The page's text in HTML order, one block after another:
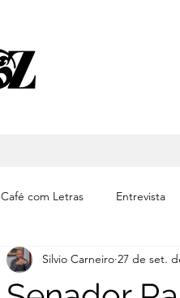
Café com Letras Entrevista
Literatura Música
Silvio Carneiro 27 de set.